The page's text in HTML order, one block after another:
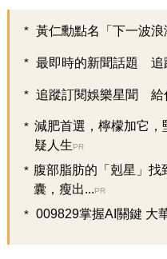
黃仁勳點名「下一波
最即時的新聞話題 追
追蹤訂閱娛樂星聞 給
減肥首選，檸檬加它
疑人生PR
腹部脂肪的「剋星」找
囊，瘦出...PR
009829掌握AI關鍵 大